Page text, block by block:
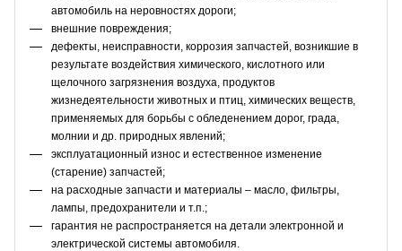
автомобиль на неровностях дороги;
внешние повреждения;
дефекты, неисправности, коррозия запчастей, возникшие в
результате воздействия химического, кислотного или
щелочного загрязнения воздуха, продуктов
жизнедеятельности животных и птиц, химических веществ,
применяемых для борьбы с обледенением дорог, града,
молнии и др. природных явлений;
эксплуатационный износ и естественное изменение
(старение) запчастей;
на расходные запчасти и материалы – масло, фильтры,
лампы, предохранители и т.п.;
гарантия не распространяется на детали электронной и
электрической системы автомобиля.